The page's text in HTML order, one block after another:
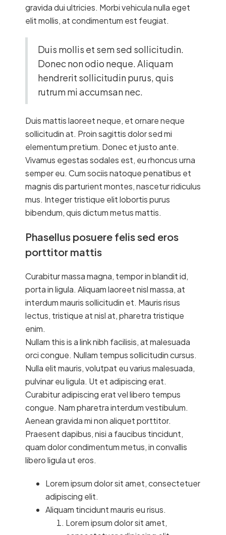
gravida dui ultricies. Morbi vehicula nulla eget
elit mollis, at condimentum est feugiat.
Duis mollis et sem sed sollicitudin.
Donec non odio neque. Aliquam
hendrerit sollicitudin purus, quis
rutrum mi accumsan nec.
Duis mattis laoreet neque, et ornare neque
sollicitudin at. Proin sagittis dolor sed mi
elementum pretium. Donec et justo ante.
Vivamus egestas sodales est, eu rhoncus urna
semper eu. Cum sociis natoque penatibus et
magnis dis parturient montes, nascetur ridiculus
mus. Integer tristique elit lobortis purus
bibendum, quis dictum metus mattis.
Phasellus posuere felis sed eros
porttitor mattis
Curabitur massa magna, tempor in blandit id,
porta in ligula. Aliquam laoreet nisl massa, at
interdum mauris sollicitudin et. Mauris risus
lectus, tristique at nisl at, pharetra tristique
enim.
Nullam this is a link nibh facilisis, at malesuada
orci congue. Nullam tempus sollicitudin cursus.
Nulla elit mauris, volutpat eu varius malesuada,
pulvinar eu ligula. Ut et adipiscing erat.
Curabitur adipiscing erat vel libero tempus
congue. Nam pharetra interdum vestibulum.
Aenean gravida mi non aliquet porttitor.
Praesent dapibus, nisi a faucibus tincidunt,
quam dolor condimentum metus, in convallis
libero ligula ut eros.
Lorem ipsum dolor sit amet, consectetuer
adipiscing elit.
Aliquam tincidunt mauris eu risus.
Lorem ipsum dolor sit amet,